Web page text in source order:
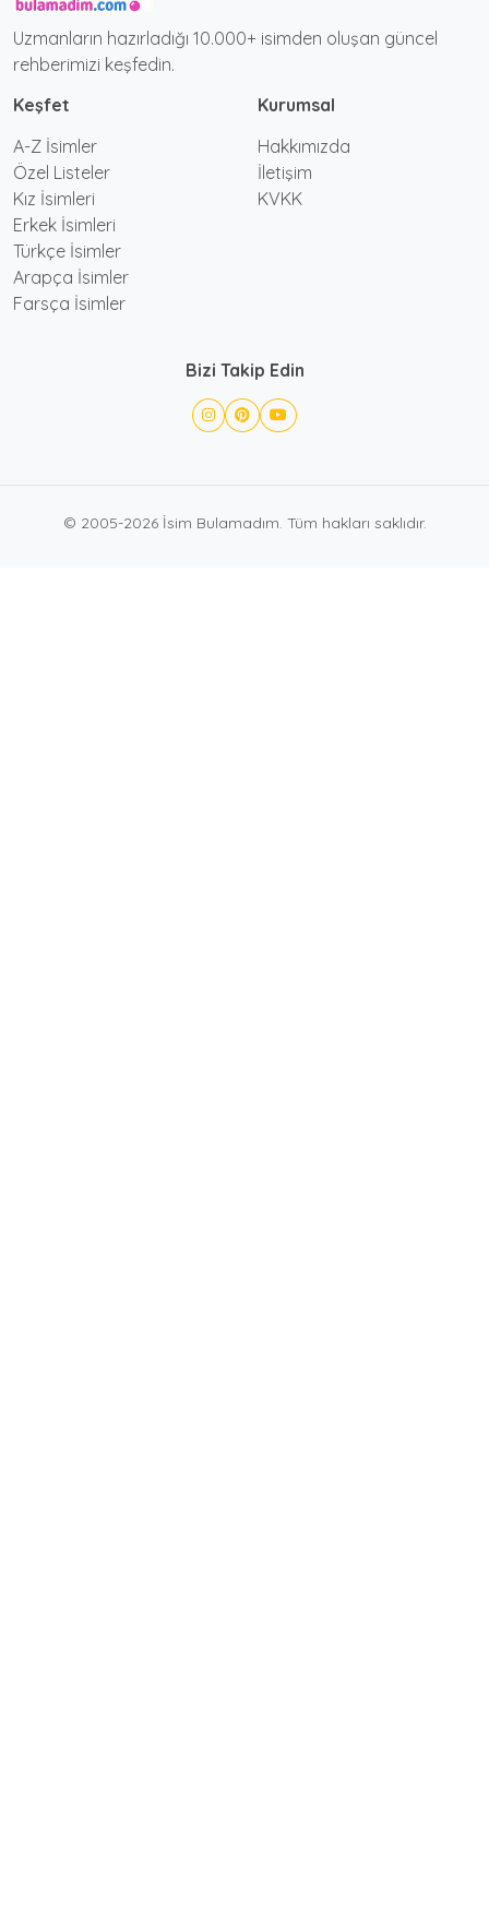
Uzmanların hazırladığı 10.000+ isimden oluşan güncel
rehberimizi keşfedin.
Keşfet
A-Z İsimler
Özel Listeler
Kız İsimleri
Erkek İsimleri
Türkçe İsimler
Arapça İsimler
Farsça İsimler
Kurumsal
Hakkımızda
İletişim
KVKK
Bizi Takip Edin
© 2005-2026 İsim Bulamadım. Tüm hakları saklıdır.